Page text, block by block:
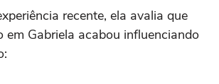
recente, ela avalia que
em Gabriela acabou influenciando